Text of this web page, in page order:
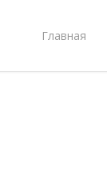
Главная